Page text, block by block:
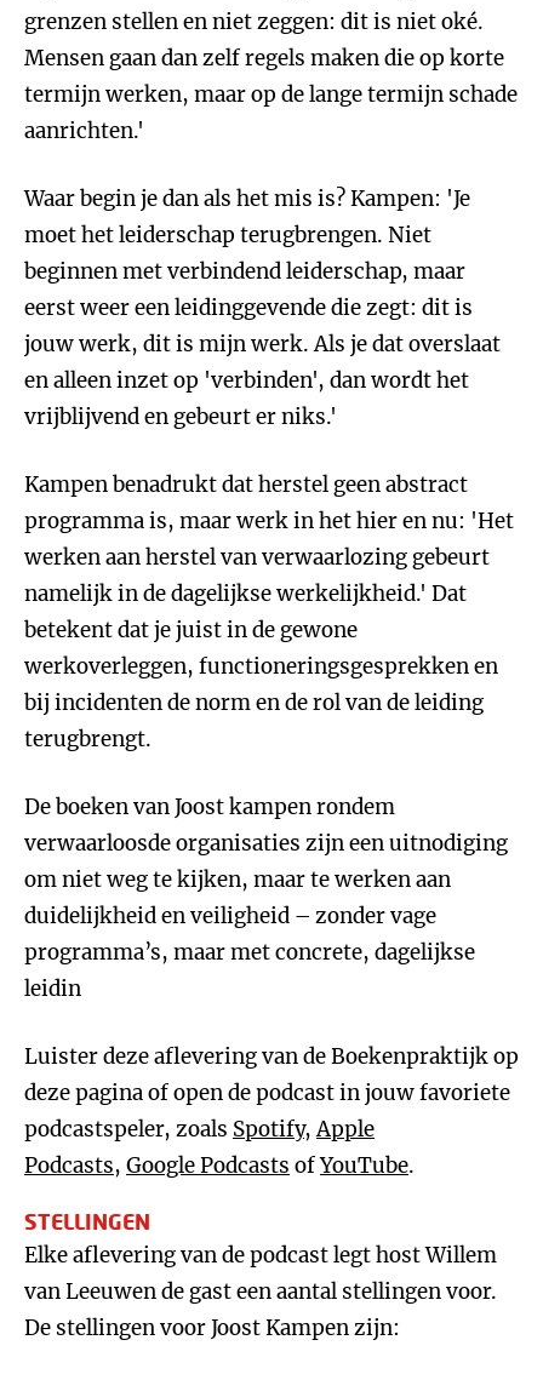
grenzen stellen en niet zeggen: dit is niet oké.
Mensen gaan dan zelf regels maken die op korte
termijn werken, maar op de lange termijn schade
aanrichten.'
Waar begin je dan als het mis is? Kampen: 'Je
moet het leiderschap terugbrengen. Niet
beginnen met verbindend leiderschap, maar
eerst weer een leidinggevende die zegt: dit is
jouw werk, dit is mijn werk. Als je dat overslaat
en alleen inzet op 'verbinden', dan wordt het
vrijblijvend en gebeurt er niks.'
Kampen benadrukt dat herstel geen abstract
programma is, maar werk in het hier en nu: 'Het
werken aan herstel van verwaarlozing gebeurt
namelijk in de dagelijkse werkelijkheid.' Dat
betekent dat je juist in de gewone
werkoverleggen, functioneringsgesprekken en
bij incidenten de norm en de rol van de leiding
terugbrengt.
De boeken van Joost kampen rondem
verwaarloosde organisaties zijn een uitnodiging
om niet weg te kijken, maar te werken aan
duidelijkheid en veiligheid – zonder vage
programma’s, maar met concrete, dagelijkse
leidin
Luister deze aflevering van de Boekenpraktijk op
deze pagina of open de podcast in jouw favoriete
podcastspeler, zoals Spotify,Apple
Podcasts, Google Podcasts ofYouTube.
STELLINGEN
Elke aflevering van de podcast legt host Willem
van Leeuwen de gast een aantal stellingen voor.
De stellingen voor Joost Kampen zijn: